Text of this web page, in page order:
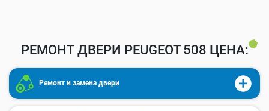
РЕМОНТ ДВЕРИ PEUGEOT 508 ЦЕНА:
Ремонт и замена двери